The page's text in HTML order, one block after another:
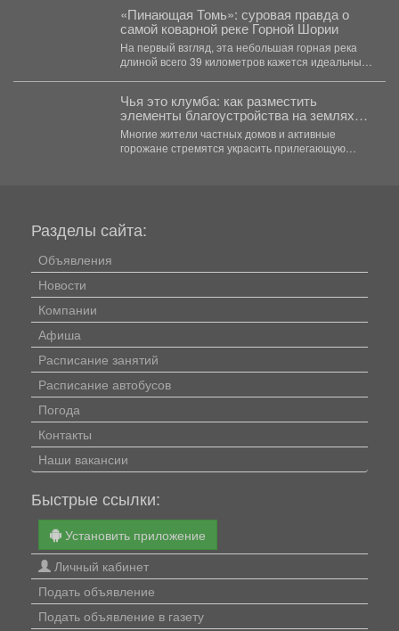
«Пинающая Томь»: суровая правда о
самой коварной реке Горной Шории
На первый взгляд, эта небольшая горная река
длиной всего 39 километров кажется идеальным
Чья это клумба: как разместить
элементы благоустройства на землях
общего пользования, не нарушив закон
Многие жители частных домов и активные
горожане стремятся украсить прилегающую
Разделы сайта:
Объявления
Новости
Компании
Афиша
Расписание занятий
Расписание автобусов
Погода
Контакты
Наши вакансии
Быстрые ссылки:
Установить приложение
Личный кабинет
Подать объявление
Подать объявление в газету